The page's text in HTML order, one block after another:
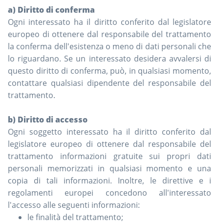
a) Diritto di conferma
Ogni interessato ha il diritto conferito dal legislatore
europeo di ottenere dal responsabile del trattamento
la conferma dell'esistenza o meno di dati personali che
lo riguardano. Se un interessato desidera avvalersi di
questo diritto di conferma, può, in qualsiasi momento,
contattare qualsiasi dipendente del responsabile del
trattamento.
b) Diritto di accesso
Ogni soggetto interessato ha il diritto conferito dal
legislatore europeo di ottenere dal responsabile del
trattamento informazioni gratuite sui propri dati
personali memorizzati in qualsiasi momento e una
copia di tali informazioni. Inoltre, le direttive e i
regolamenti europei concedono all'interessato
l'accesso alle seguenti informazioni:
le finalità del trattamento;